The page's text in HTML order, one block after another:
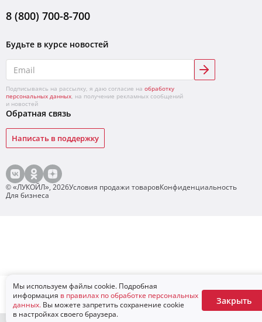
В корзину
8 (800) 700-8-700
Будьте в курсе новостей
Подписываясь на рассылку, я даю согласие на обработку
персональных данных, на получение рекламных сообщений
и новостей
Обратная связь
Написать в поддержку
© «ЛУКОЙЛ», 2026Условия продажи товаровКонфиденциальность
Для бизнеса
Мы используем файлы cookie. Подробная
информация в правилах по обработке персональных
данных. Вы можете запретить сохранение cookie
в настройках своего браузера.
Закрыть